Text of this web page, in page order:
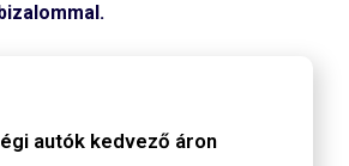
autók kedvező áron